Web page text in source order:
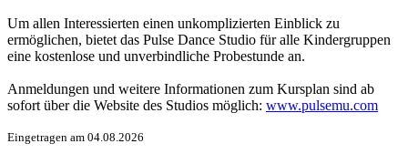
Um allen Interessierten einen unkomplizierten Einblick zu
ermöglichen, bietet das Pulse Dance Studio für alle Kindergruppen
eine kostenlose und unverbindliche Probestunde an.
Anmeldungen und weitere Informationen zum Kursplan sind ab
sofort über die Website des Studios möglich: www.pulsemu.com
Eingetragen am 04.08.2026